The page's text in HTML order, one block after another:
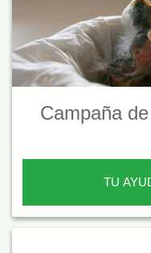
Campaña
TU